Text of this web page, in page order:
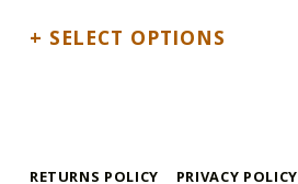
SELECT OPTIONS
RETURNS POLICY PRIVACY POLICY